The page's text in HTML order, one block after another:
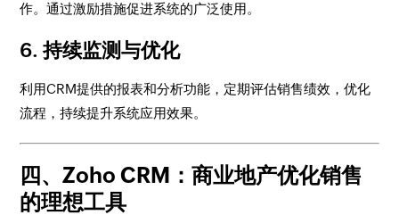
作。通过激励措施促进系统的广泛使用。
6. 持续监测与优化
利用CRM提供的报表和分析功能，定期评估销售绩效，优化
流程，持续提升系统应用效果。
四、Zoho CRM：商业地产优化销售
的理想工具